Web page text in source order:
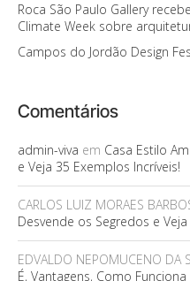
Roca São Paulo Gallery
Climate Week sobre
Campos do Jordão Design
Comentários
admin-viva em Casa Estilo
e Veja 35 Exemplos Incríveis!
CARLOS LUIZ MORAES
Desvende os Segredos e
EDVALDO NEPOMUCENO DA
É, Vantagens, Como